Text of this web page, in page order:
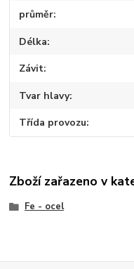
průměr
Délka
Závit
Tvar hlavy
Třída provozu
Zboží zařazeno v
Fe - ocel